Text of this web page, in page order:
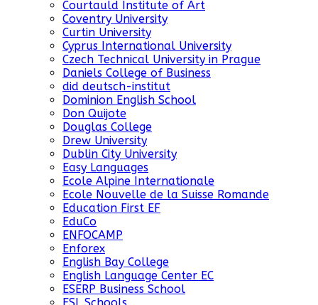
Courtauld Institute of Art
Coventry University
Curtin University
Cyprus International University
Czech Technical University in Prague
Daniels College of Business
did deutsch-institut
Dominion English School
Don Quijote
Douglas College
Drew University
Dublin City University
Easy Languages
Ecole Alpine Internationale
Ecole Nouvelle de la Suisse Romande
Education First EF
EduCo
ENFOCAMP
Enforex
English Bay College
English Language Center EC
ESERP Business School